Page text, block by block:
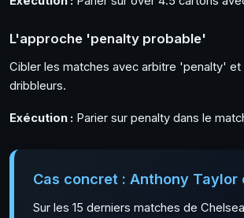
L'approche 'penalty probable'
Cibler les matches avec arbitre 'penalty'
dribbleurs.
Exécution : Parier sur penalty dans le
Cas concret : Anthony Taylor
Sur les 15 derniers matches de